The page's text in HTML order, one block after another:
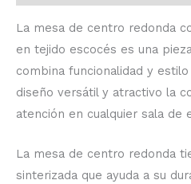
La mesa de centro redonda
en tejido escocés es una
combina funcionalidad y
diseño versátil y atractivo la
atención en cualquier sala de
La mesa de centro redonda
sinterizada que ayuda a su